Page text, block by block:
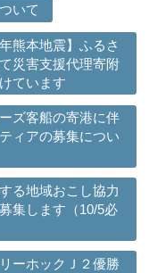
いて
年熊本地震】ふるさ
災害支援代理寄附
ています
ズ客船の寄港に伴
ィアの募集につい
る地域おこし協力
集します（10/5必
ーホックＪ２優勝